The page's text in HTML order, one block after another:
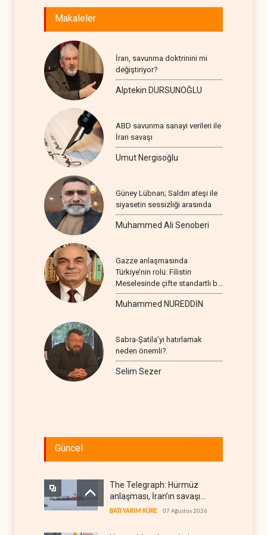
Makaleler
İran, savunma doktrinini mi
değiştiriyor?
Alptekin DURSUNOĞLU
ABD savunma sanayi verileri ile
İran savaşı
Umut Nergisoğlu
Güney Lübnan; Saldırı ateşi ile
siyasetin sessizliği arasında
Muhammed Ali Senoberi
Gazze anlaşmasında
Türkiye’nin rolü: Filistin
Meselesinde çifte standartlı bir
seyir
Muhammed NUREDDİN
Sabra-Şatila’yı hatırlamak
neden önemli?
Selim Sezer
Güncel
The Telegraph: Hürmüz
anlaşması, İran’ın savaşı
kazandığını gösteriyor
BATI YARIM KÜRE 07 Ağustos 2026